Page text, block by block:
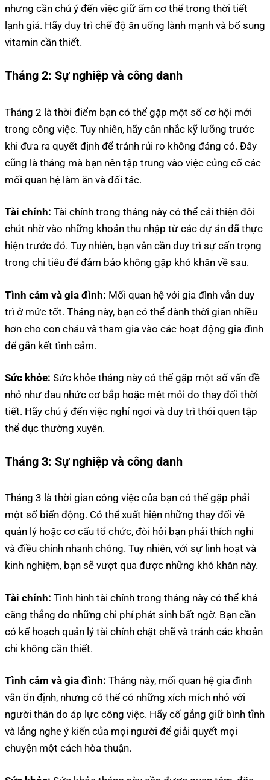
nhưng cần chú ý đến việc giữ ấm cơ thể trong thời tiết
lạnh giá. Hãy duy trì chế độ ăn uống lành mạnh và bổ sung
vitamin cần thiết.
Tháng 2: Sự nghiệp và công danh
Tháng 2 là thời điểm bạn có thể gặp một số cơ hội mới
trong công việc. Tuy nhiên, hãy cân nhắc kỹ lưỡng trước
khi đưa ra quyết định để tránh rủi ro không đáng có. Đây
cũng là tháng mà bạn nên tập trung vào việc củng cố các
mối quan hệ làm ăn và đối tác.
Tài chính: Tài chính trong tháng này có thể cải thiện đôi
chút nhờ vào những khoản thu nhập từ các dự án đã thực
hiện trước đó. Tuy nhiên, bạn vẫn cần duy trì sự cẩn trọng
trong chi tiêu để đảm bảo không gặp khó khăn về sau.
Tình cảm và gia đình: Mối quan hệ với gia đình vẫn duy
trì ở mức tốt. Tháng này, bạn có thể dành thời gian nhiều
hơn cho con cháu và tham gia vào các hoạt động gia đình
để gắn kết tình cảm.
Sức khỏe: Sức khỏe tháng này có thể gặp một số vấn đề
nhỏ như đau nhức cơ bắp hoặc mệt mỏi do thay đổi thời
tiết. Hãy chú ý đến việc nghỉ ngơi và duy trì thói quen tập
thể dục thường xuyên.
Tháng 3: Sự nghiệp và công danh
Tháng 3 là thời gian công việc của bạn có thể gặp phải
một số biến động. Có thể xuất hiện những thay đổi về
quản lý hoặc cơ cấu tổ chức, đòi hỏi bạn phải thích nghi
và điều chỉnh nhanh chóng. Tuy nhiên, với sự linh hoạt và
kinh nghiệm, bạn sẽ vượt qua được những khó khăn này.
Tài chính: Tình hình tài chính trong tháng này có thể khá
căng thẳng do những chi phí phát sinh bất ngờ. Bạn cần
có kế hoạch quản lý tài chính chặt chẽ và tránh các khoản
chi không cần thiết.
Tình cảm và gia đình: Tháng này, mối quan hệ gia đình
vẫn ổn định, nhưng có thể có những xích mích nhỏ với
người thân do áp lực công việc. Hãy cố gắng giữ bình tĩnh
và lắng nghe ý kiến của mọi người để giải quyết mọi
chuyện một cách hòa thuận.